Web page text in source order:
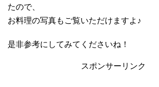
たので、
お料理の写真もご覧いただけますよ♪
是非参考にしてみてくださいね！
スポンサーリンク